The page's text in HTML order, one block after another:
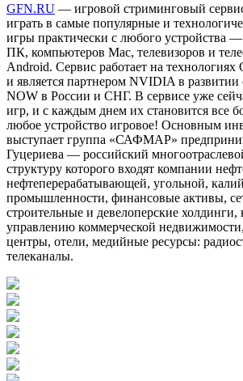
GFN.RU — игровой стриминговый
играть в самые популярные и
игры практически с любого устройства
ПК, компьютеров Mac, телевизоров и
Android. Сервис работает на
и является партнером NVIDIA в развитии
NOW в России и СНГ. В сервисе уже
игр, и с каждым днем их становится все
любое устройство игровое! Основным
выступает группа «САФМАР»
Гуцериева — российский
структуру которого входят компании
нефтеперерабатывающей, угольной,
промышленности, финансовые активы,
строительные и девелоперские
управлению коммерческой
центры, отели, медийные ресурсы:
телеканалы.